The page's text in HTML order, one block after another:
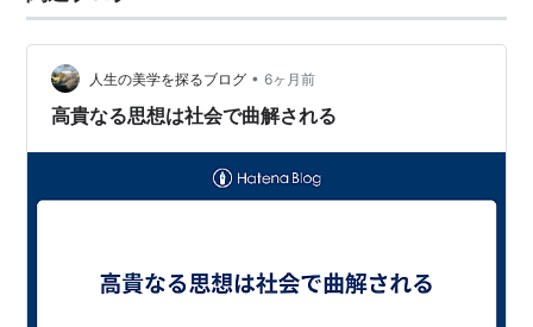
人生の美学を探るブログ • 6ヶ月前
高貴なる思想は社会で曲解される